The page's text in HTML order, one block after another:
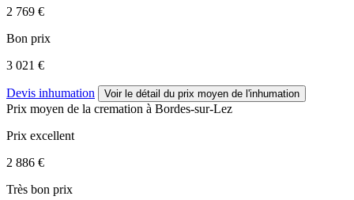
2 769 €
Bon prix
3 021 €
Devis inhumation Voir le détail du prix moyen de l'inhumation
Prix moyen de la cremation à Bordes-sur-Lez
Prix excellent
2 886 €
Très bon prix